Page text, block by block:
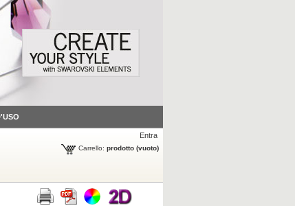
Entra
Carrello: prodotto (vuoto)